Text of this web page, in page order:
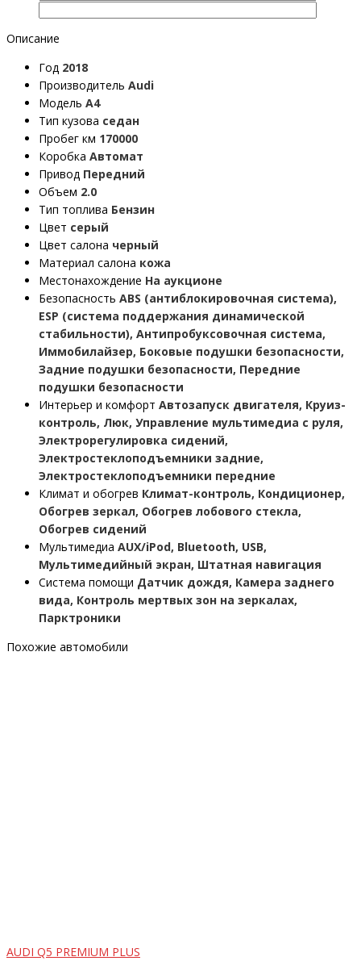
Описание
Год 2018
Производитель Audi
Модель A4
Тип кузова седан
Пробег км 170000
Коробка Автомат
Привод Передний
Объем 2.0
Тип топлива Бензин
Цвет серый
Цвет салона черный
Материал салона кожа
Местонахождение На аукционе
Безопасность ABS (антиблокировочная система),
ESP (система поддержания динамической
стабильности), Антипробуксовочная система,
Иммобилайзер, Боковые подушки безопасности,
Задние подушки безопасности, Передние
подушки безопасности
Интерьер и комфорт Автозапуск двигателя, Круиз-
контроль, Люк, Управление мультимедиа с руля,
Электрорегулировка сидений,
Электростеклоподъемники задние,
Электростеклоподъемники передние
Климат и обогрев Климат-контроль, Кондиционер,
Обогрев зеркал, Обогрев лобового стекла,
Обогрев сидений
Мультимедиа AUX/iPod, Bluetooth, USB,
Мультимедийный экран, Штатная навигация
Система помощи Датчик дождя, Камера заднего
вида, Контроль мертвых зон на зеркалах,
Парктроники
Похожие автомобили
AUDI Q5 PREMIUM PLUS